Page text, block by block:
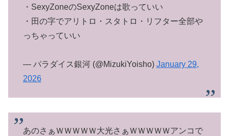
・SexyZoneのSexyZoneは歌っていい
・田の字でアリトロ・スタトロ・リフター全部や
っちゃっていい
— パラダイス銀河 (@MizukiYoisho) January 29,
2026
あのさぁＷＷＷＷＷ大光さぁＷＷＷＷＷアンコで